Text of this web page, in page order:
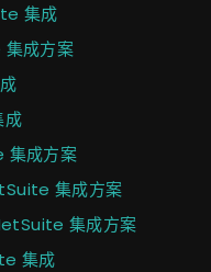
集成
成方案
成方案
集成方案
集成方案
集成